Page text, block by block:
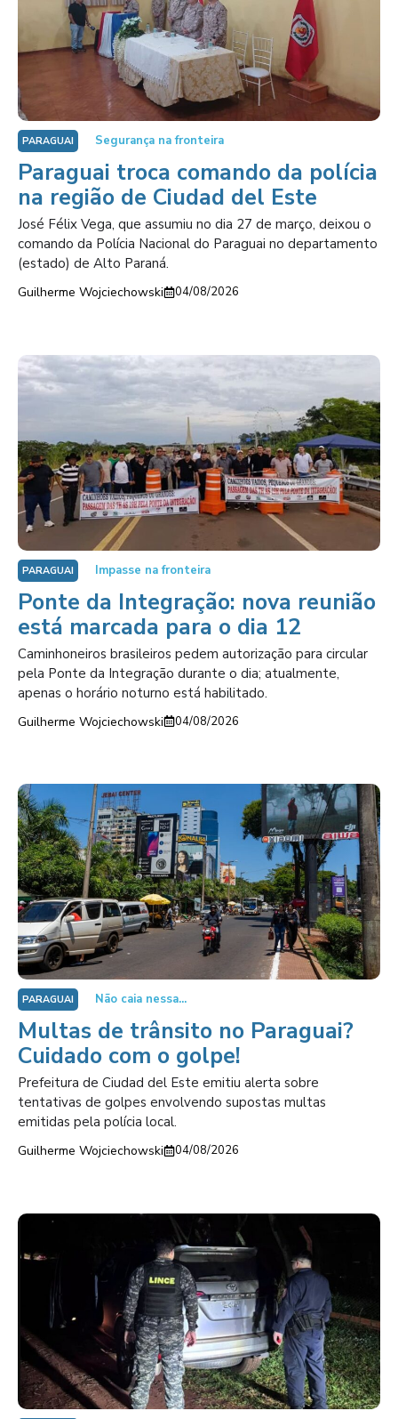
PARAGUAI Segurança na fronteira
Paraguai troca comando da polícia
na região de Ciudad del Este
José Félix Vega, que assumiu no dia 27 de março, deixou o
comando da Polícia Nacional do Paraguai no departamento
(estado) de Alto Paraná.
Guilherme Wojciechowski 04/08/2026
PARAGUAI Impasse na fronteira
Ponte da Integração: nova reunião
está marcada para o dia 12
Caminhoneiros brasileiros pedem autorização para circular
pela Ponte da Integração durante o dia; atualmente,
apenas o horário noturno está habilitado.
Guilherme Wojciechowski 04/08/2026
PARAGUAI Não caia nessa...
Multas de trânsito no Paraguai?
Cuidado com o golpe!
Prefeitura de Ciudad del Este emitiu alerta sobre
tentativas de golpes envolvendo supostas multas
emitidas pela polícia local.
Guilherme Wojciechowski 04/08/2026